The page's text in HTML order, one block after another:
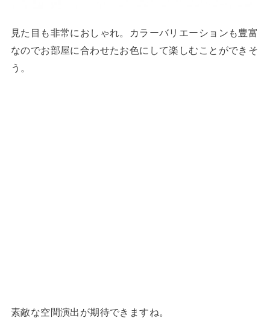
見た目も非常におしゃれ。カラーバリエーションも豊富
なのでお部屋に合わせたお色にして楽しむことができそ
う。
素敵な空間演出が期待できますね。